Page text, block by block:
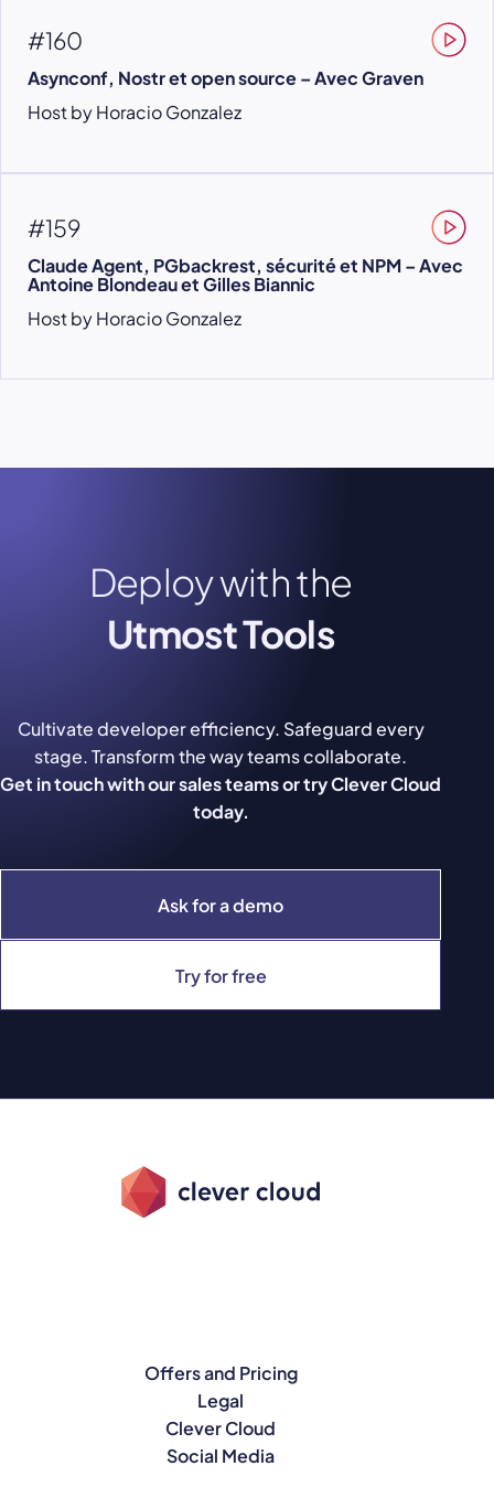
#160
Asynconf, Nostr et open source – Avec Graven
Host by Horacio Gonzalez
#159
Claude Agent, PGbackrest, sécurité et NPM – Avec
Antoine Blondeau et Gilles Biannic
Host by Horacio Gonzalez
Deploy with the
Utmost Tools
Ask for a demo
Try for free
Cultivate developer efficiency. Safeguard every
stage. Transform the way teams collaborate.
Get in touch with our sales teams or try Clever Cloud
today.
Offers and Pricing
Legal
Clever Cloud
Social Media